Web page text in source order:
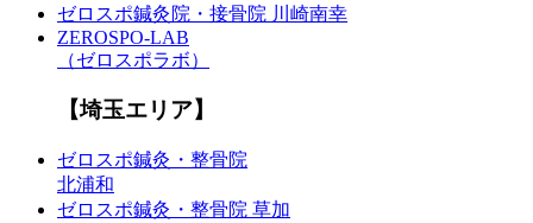
ゼロスポ鍼灸院・接骨院 川崎南幸
ZEROSPO-LAB
（ゼロスポラボ）
【埼玉エリア】
ゼロスポ鍼灸・整骨院
北浦和
ゼロスポ鍼灸・整骨院 草加